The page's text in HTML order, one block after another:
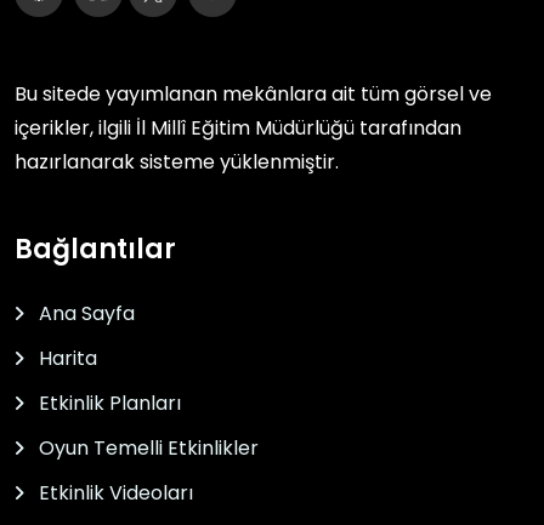
Bu sitede yayımlanan mekânlara ait tüm görsel ve
içerikler, ilgili İl Millî Eğitim Müdürlüğü tarafından
hazırlanarak sisteme yüklenmiştir.
Bağlantılar
Ana Sayfa
Harita
Etkinlik Planları
Oyun Temelli Etkinlikler
Etkinlik Videoları